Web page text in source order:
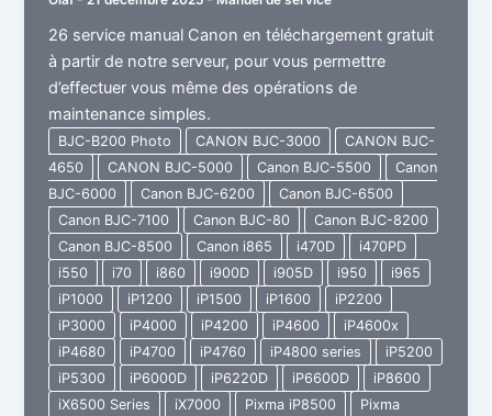
26 service manual Canon en téléchargement gratuit
à partir de notre serveur, pour vous permettre
d’effectuer vous même des opérations de
maintenance simples.
BJC-B200 Photo CANON BJC-3000
CANON BJC-
4650
CANON BJC-5000 Canon BJC-5500
Canon
BJC-6000
Canon BJC-6200
Canon BJC-6500
Canon BJC-7100
Canon BJC-80
Canon BJC-8200
Canon BJC-8500
Canon i865 i470D
i470PD
i550
i70 i860 i900D i905D i950
i965
iP1000
iP1200 iP1500 iP1600
iP2200
iP3000
iP4000 iP4200 iP4600
iP4600x
iP4680
iP4700 iP4760 iP4800 series
iP5200
iP5300
iP6000D iP6220D iP6600D
iP8600
iX6500 Series
iX7000 Pixma iP8500
Pixma